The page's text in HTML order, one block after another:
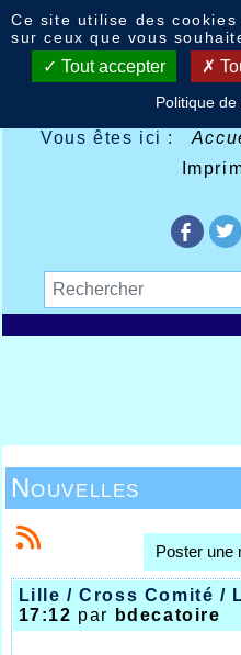
Vous êtes ici :
Nouvelles
Poster une
Lille / Cross Comité /
17:12 par bdecatoire
Ce site utilise des
sur ceux que vous
Tout accepter
Politique